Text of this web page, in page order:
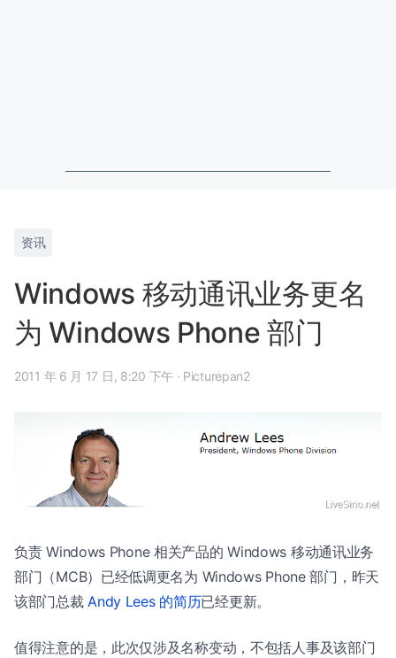
资讯
Windows 移动通讯业务更名
为 Windows Phone 部门
2011 年 6 月 17 日, 8:20 下午 · Picturepan2
负责 Windows Phone 相关产品的 Windows 移动通讯业务
部门（MCB）已经低调更名为 Windows Phone 部门，昨天
该部门总裁Andy Lees 的简历已经更新。
值得注意的是，此次仅涉及名称变动，不包括人事及该部门